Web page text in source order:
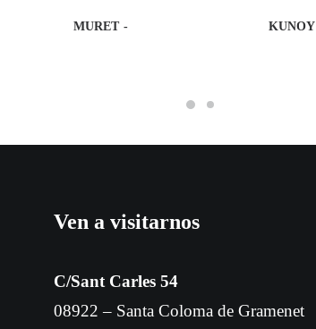
MURET KUNOY
Ven a visitarnos
C/Sant Carles 54
08922 – Santa Coloma de Gramenet